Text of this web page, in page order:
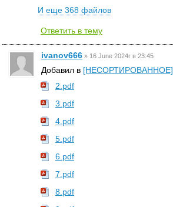
И еще 368 файлов
Ответить в тему
ivanov666 » 16 June 2024г в 23:45
Добавил в [НЕСОРТИРОВАННОЕ]
2.pdf
3.pdf
4.pdf
5.pdf
6.pdf
7.pdf
8.pdf